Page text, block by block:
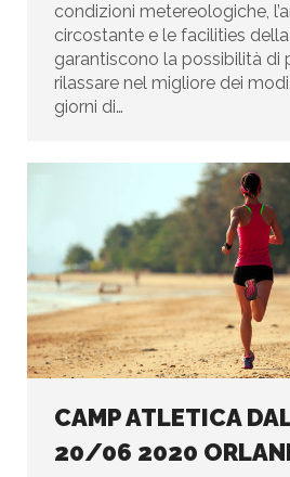
condizioni metereologiche,
circostante e le facilities
garantiscono la possibilità di
rilassare nel migliore dei
giorni di…
CAMP ATLETICA
20/06 2020